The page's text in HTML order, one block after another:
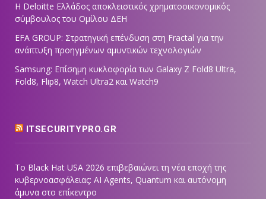
Η Deloitte Ελλάδος αποκλειστικός χρηματοοικονομικός
σύμβουλος του Ομίλου ΔΕΗ
EFA GROUP: Στρατηγική επένδυση στη Fractal για την
ανάπτυξη προηγμένων αμυντικών τεχνολογιών
Samsung: Επίσημη κυκλοφορία των Galaxy Z Fold8 Ultra,
Fold8, Flip8, Watch Ultra2 και Watch9
ITSECURITYPRO.GR
Το Black Hat USA 2026 επιβεβαιώνει τη νέα εποχή της
κυβερνοασφάλειας: AI Agents, Quantum και αυτόνομη
άμυνα στο επίκεντρο